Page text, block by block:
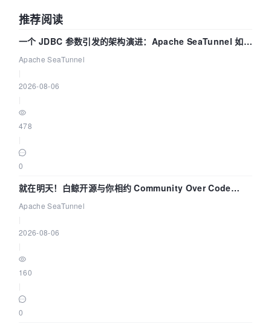
推荐阅读
一个 JDBC 参数引发的架构演进：Apache SeaTunnel 如何
解决数据同步中的“定时 Flush”难题
Apache SeaTunnel
2026-08-06
478
0
就在明天！白鲸开源与你相约 Community Over Code
Asia 2026 主题演讲！
Apache SeaTunnel
2026-08-06
160
0